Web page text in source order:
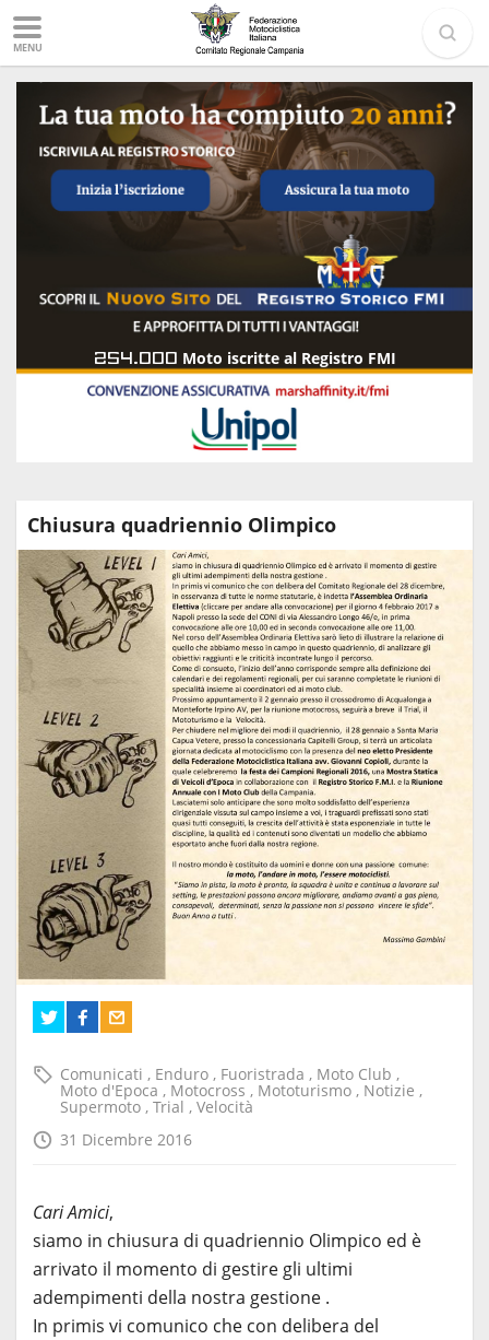
MENU
254.000 Moto iscritte al Registro FMI
Chiusura quadriennio Olimpico
Comunicati , Enduro , Fuoristrada , Moto Club ,
Moto d'Epoca , Motocross , Mototurismo , Notizie ,
Supermoto , Trial , Velocità
31 Dicembre 2016
Cari Amici,
siamo in chiusura di quadriennio Olimpico ed è
arrivato il momento di gestire gli ultimi
adempimenti della nostra gestione .
In primis vi comunico che con delibera del